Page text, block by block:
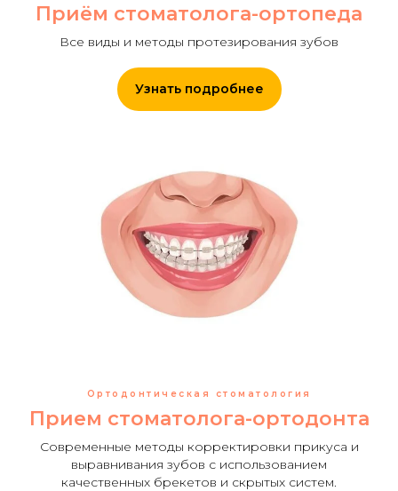
Приём стоматолога-ортопеда
Все виды и методы протезирования зубов
Узнать подробнее
Ортодонтическая стоматология
Прием стоматолога-ортодонта
Современные методы корректировки прикуса и
выравнивания зубов с использованием
качественных брекетов и скрытых систем.